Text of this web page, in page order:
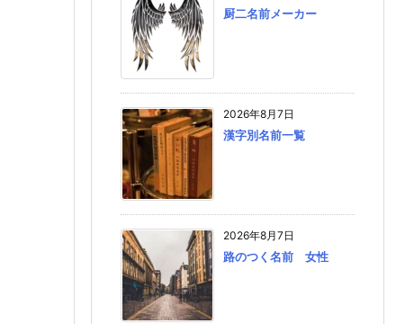
厨二名前メーカー
2026年8月7日
漢字別名前一覧
2026年8月7日
路のつく名前 女性